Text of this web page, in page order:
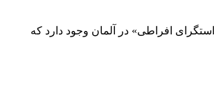
داخلی آلمان تخمین زده است که حدود ۲۴ هزار و ۱۰۰ «راستگرای افراطی» در آلمان وجود دارد که